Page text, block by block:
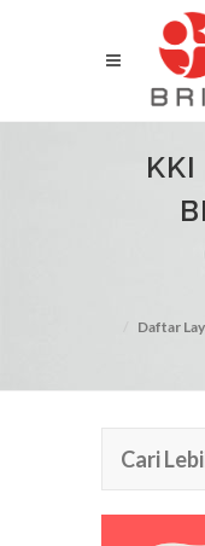
KKI
Daftar
Cari